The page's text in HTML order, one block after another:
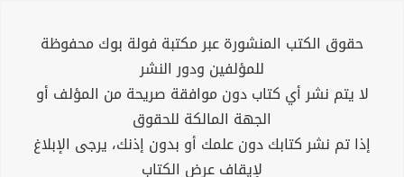
حقوق الكتب المنشورة عبر مكتبة فولة بوك محفوظة
للمؤلفين ودور النشر
لا يتم نشر أي كتاب دون موافقة صريحة من المؤلف أو
الجهة المالكة للحقوق
إذا تم نشر كتابك دون علمك أو بدون إذنك، يرجى الإبلاغ
لإيقاف عرض الكتاب